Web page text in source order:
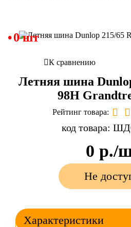
0 шт
К сравнению
Летняя шина
98H
Рейтинг товара:
код товара:
0 р./
Не
Характеристики